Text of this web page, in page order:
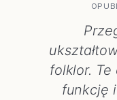
folklor. Te
funkcję